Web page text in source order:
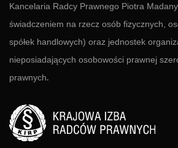
Kancelaria Radcy Prawnego Piotra
świadczeniem na rzecz osób fizycznych,
spółek handlowych) oraz jednostek
nieposiadających osobowości prawnej
prawnych.